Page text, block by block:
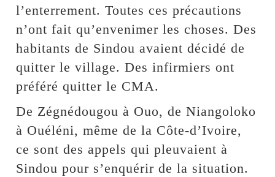
l’enterrement. Toutes ces précautions
n’ont fait qu’envenimer les choses. Des
habitants de Sindou avaient décidé de
quitter le village. Des infirmiers ont
préféré quitter le CMA.
De Zégnédougou à Ouo, de Niangoloko
à Ouéléni, même de la Côte-d’Ivoire,
ce sont des appels qui pleuvaient à
Sindou pour s’enquérir de la situation.